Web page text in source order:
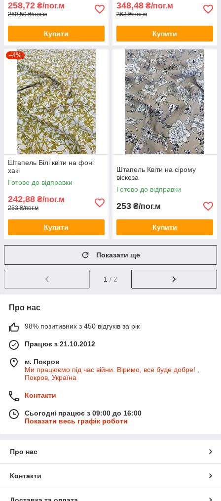
258,72 ₴/пог.м
269,50 ₴/пог.м
Купити
348,48 ₴/пог.м
363 ₴/пог.м
Купити
–4%
Штапель Білі квіти на фоні
хакі
Готово до відправки
242,88 ₴/пог.м
253 ₴/пог.м
Купити
Штапель Квіти на сірому
віскоза
Готово до відправки
253 ₴/пог.м
Купити
Показати ще
1 / 2
Про нас
98% позитивних з 450 відгуків за рік
Працює з 21.10.2012
м. Покров
Ми працюємо під час війни. Віримо, все буде добре! ,
Покров, Україна
Контакти
Сьогодні працює з 09:00 до 16:00
Показати весь графік роботи
Про нас
Контакти